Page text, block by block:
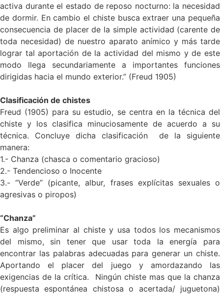
activa durante el estado de reposo nocturno: la necesidad
de dormir. En cambio el chiste busca extraer una pequeña
consecuencia de placer de la simple actividad (carente de
toda necesidad) de nuestro aparato anímico y más tarde
lograr tal aportación de la actividad del mismo y de este
modo llega secundariamente a importantes funciones
dirigidas hacia el mundo exterior.” (Freud 1905)
Clasificación de chistes
Freud (1905) para su estudio, se centra en la técnica del
chiste y los clasifica minuciosamente de acuerdo a su
técnica. Concluye dicha clasificación de la siguiente
manera:
1.- Chanza (chasca o comentario gracioso)
2.- Tendencioso o Inocente
3.- “Verde” (picante, albur, frases explícitas sexuales o
agresivas o piropos)
“Chanza”
Es algo preliminar al chiste y usa todos los mecanismos
del mismo, sin tener que usar toda la energía para
encontrar las palabras adecuadas para generar un chiste.
Aportando el placer del juego y amordazando las
exigencias de la crítica. Ningún chiste mas que la chanza
(respuesta espontánea chistosa o acertada/ juguetona)